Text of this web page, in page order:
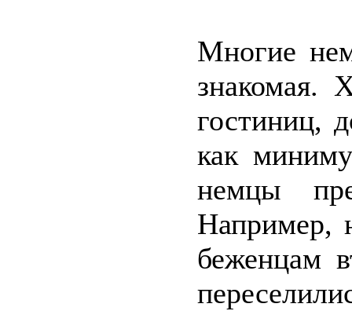
Многие
знакомая.
гостиниц,
как
немцы
Например,
беженцам